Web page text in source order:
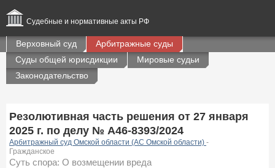
Судебные и нормативные акты РФ
Верховный суд
Арбитражные суды
Суды общей юрисдикции
Мировые судьи
Законодательство
Резолютивная часть решения от 27 января
2025 г. по делу № А46-8393/2024
Арбитражный суд Омской области (АС Омской области) -
Гражданское
Суть спора: О возмещении вреда